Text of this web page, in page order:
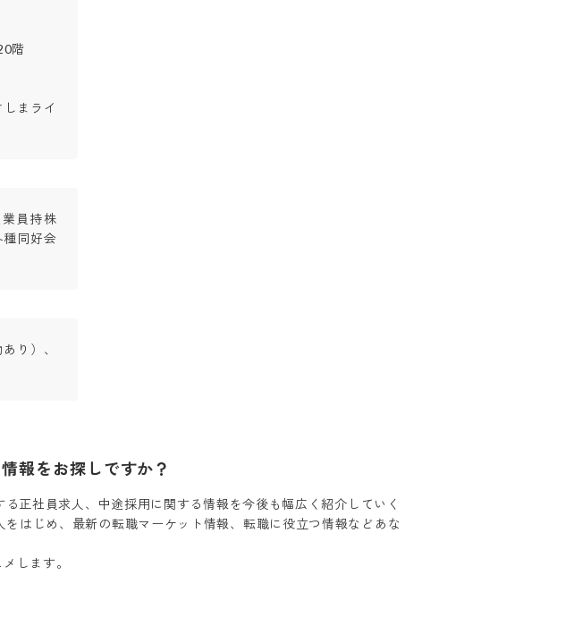
階
まライ
員持株
同好会
り）、
報をお探しですか？
る正社員求人、中途採用に関する情報を今後も幅広く紹介していく
をはじめ、最新の転職マーケット情報、転職に役立つ情報などあな
します。